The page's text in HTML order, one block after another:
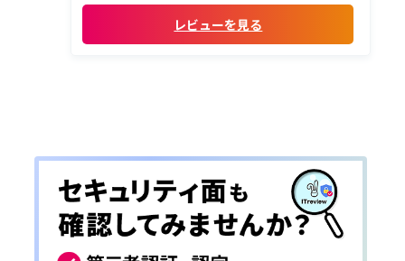
務として行っておりました。そのために人
件費を何百万円もかけてお客様からの定性
レビューを見る